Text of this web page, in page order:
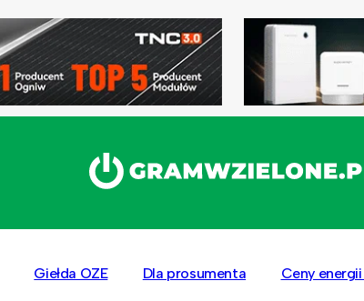
Giełda OZE Dla prosumenta Ceny energii